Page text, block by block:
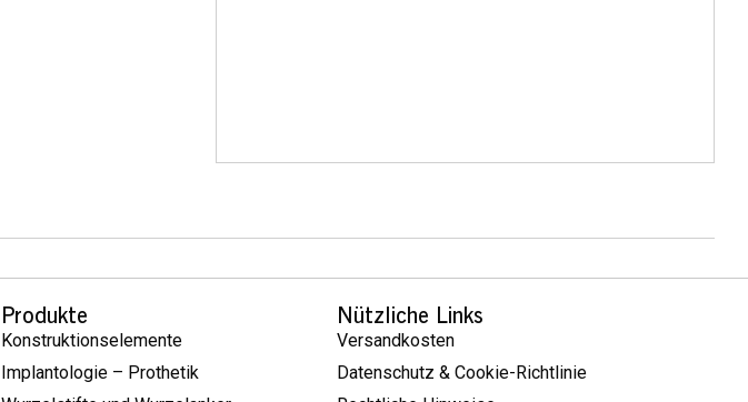
Produkte
Konstruktionselemente
Implantologie – Prothetik
Nützliche Links
Versandkosten
Datenschutz & Cookie-Richtlinie